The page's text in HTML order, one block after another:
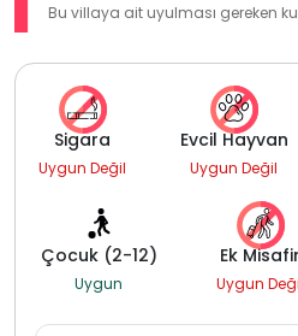
Bu villaya ait uyulması gereken
Sigara
Uygun Değil
Evcil Hayvan
Uygun Değil
Çocuk (2-12)
Uygun
Ek Misafir
Uygun